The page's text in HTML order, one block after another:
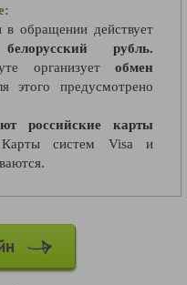
обращении действует
белорусский рубль.
организует обмен
этого предусмотрено
российские карты
систем Visa и